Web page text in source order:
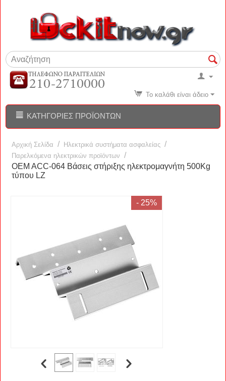
Το καλάθι είναι άδειο
ΚΑΤΗΓΟΡΊΕΣ ΠΡΟΪΌΝΤΩΝ
Αρχική Σελίδα / Ηλεκτρικά συστήματα ασφαλείας /
Παρελκόμενα ηλεκτρικών προϊόντων /
OEM ACC-064 Βάσεις στήριξης ηλεκτρομαγνήτη 500Kg
τύπου LZ
- 25%